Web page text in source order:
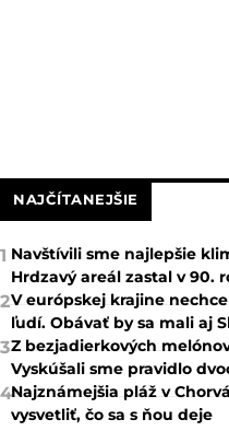
NAJČÍTANEJŠIE
1 Navštívili sme najlepšie
Hrdzavý areál zastal v 90.
2V európskej krajine
ľudí. Obávať by sa mali aj
3Z bezjadierkových
Vyskúšali sme pravidlo
4Najznámejšia pláž v
vysvetliť, čo sa s ňou deje